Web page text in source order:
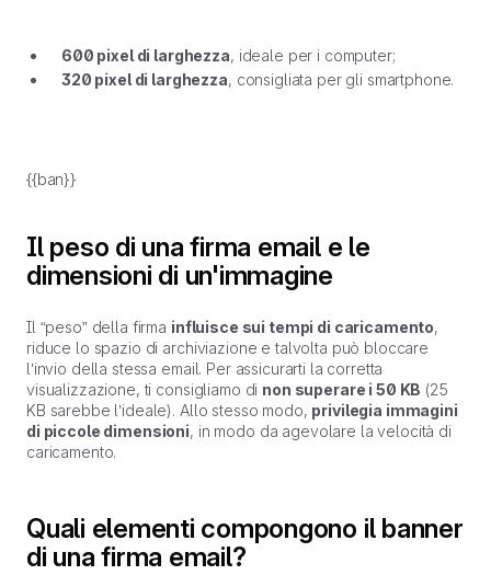
600 pixel di larghezza, ideale per i computer;
320 pixel di larghezza, consigliata per gli smartphone.
{{ban}}
Il peso di una firma email e le
dimensioni di un'immagine
Il “peso” della firma influisce sui tempi di caricamento,
riduce lo spazio di archiviazione e talvolta può bloccare
l’invio della stessa email. Per assicurarti la corretta
visualizzazione, ti consigliamo di non superare i 50 KB (25
KB sarebbe l’ideale). Allo stesso modo, privilegia immagini
di piccole dimensioni, in modo da agevolare la velocità di
caricamento.
Quali elementi compongono il banner
di una firma email?